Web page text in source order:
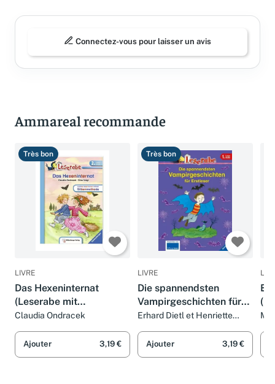
Connectez-vous pour laisser un avis
Ammareal recommande
Très bon
LIVRE
Das Hexeninternat
(Leserabe mit
Mildenberger
Silbenmethode)
Claudia Ondracek
Ajouter 3,19 €
Très bon
LIVRE
Die spannendsten
Vampirgeschichten für
Erstleser: Mit Leserätsel
(Leserabe -
Sonderausgaben)
Erhard Dietl et Henriette
Ajouter 3,19 €